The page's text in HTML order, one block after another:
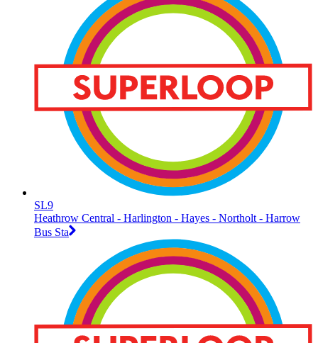
SL9
Heathrow Central - Harlington - Hayes - Northolt - Harrow
Bus Sta